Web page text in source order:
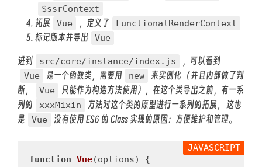
$ssrContext
拓展 Vue ，定义了 FunctionalRenderContext
标记版本并导出 Vue
进到 src/core/instance/index.js ，可以看到
Vue 是一个函数类，需要用 new
来实例化 （并且内部做了判
断，
Vue
只能作为构造方法使用），在这个类导出之前，有一系
列的
xxxMixin
方法对这个类的原型进行一系列的拓展， 这也
是
Vue 没有使用 ES6 的 Class 实现的原因：方便维护和管理。
function Vue(options)
{